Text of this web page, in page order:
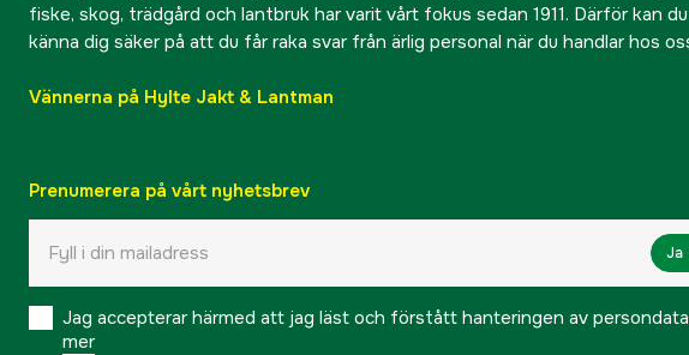
fiske, skog, trädgård och lantbruk har varit vårt fokus sedan 1911. Därför kan
känna dig säker på att du får raka svar från ärlig personal när du handlar hos
Vännerna på Hylte Jakt & Lantman
Prenumerera på vårt nyhetsbrev
Ja
Jag accepterar härmed att jag läst och förstått hanteringen av
mer